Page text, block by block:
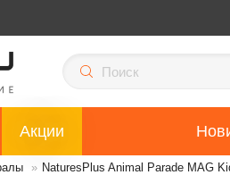
Акции
» NaturesPlus Animal Parade MAG